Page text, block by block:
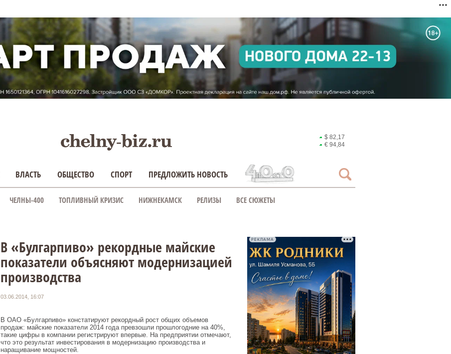
$ 82,17
€ 94,84
ВЛАСТЬ ОБЩЕСТВО СПОРТ ПРЕДЛОЖИТЬ НОВОСТЬ
ЧЕЛНЫ-400 ТОПЛИВНЫЙ КРИЗИС НИЖНЕКАМСК РЕЛИЗЫ ВСЕ СЮЖЕТЫ
В «Булгарпиво» рекордные майские
показатели объясняют модернизацией
производства
03.06.2014, 16:07
В ОАО «Булгарпиво» констатируют рекордный рост общих объемов
продаж: майские показатели 2014 года превзошли прошлогодние на 40%,
такие цифры в компании регистрируют впервые. На предприятии отмечают,
что это результат инвестирования в модернизацию производства и
наращивание мощностей.
РЕКЛАМА